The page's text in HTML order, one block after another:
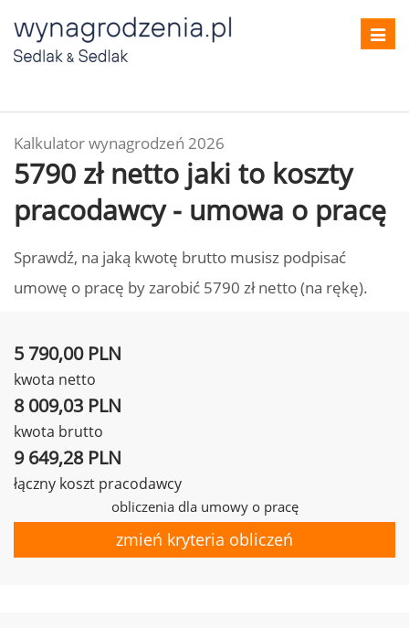
Kalkulator wynagrodzeń 2026
5790 zł netto jaki to koszty
pracodawcy - umowa o pracę
Sprawdź, na jaką kwotę brutto musisz podpisać
umowę o pracę by zarobić 5790 zł netto (na rękę).
5 790,00 PLN
kwota netto
8 009,03 PLN
kwota brutto
9 649,28 PLN
łączny koszt pracodawcy
obliczenia dla umowy o pracę
zmień kryteria obliczeń